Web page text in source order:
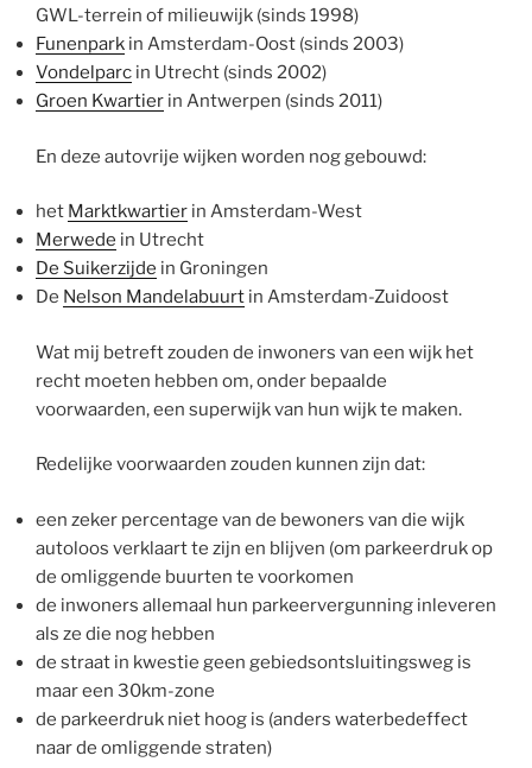
GWL-terrein of milieuwijk (sinds 1998)
Funenpark in Amsterdam-Oost (sinds 2003)
Vondelparc in Utrecht (sinds 2002)
Groen Kwartier in Antwerpen (sinds 2011)
En deze autovrije wijken worden nog gebouwd:
het Marktkwartier in Amsterdam-West
Merwede in Utrecht
De Suikerzijde in Groningen
De Nelson Mandelabuurt in Amsterdam-Zuidoost
Wat mij betreft zouden de inwoners van een wijk het
recht moeten hebben om, onder bepaalde
voorwaarden, een superwijk van hun wijk te maken.
Redelijke voorwaarden zouden kunnen zijn dat:
een zeker percentage van de bewoners van die wijk
autoloos verklaart te zijn en blijven (om parkeerdruk op
de omliggende buurten te voorkomen
de inwoners allemaal hun parkeervergunning inleveren
als ze die nog hebben
de straat in kwestie geen gebiedsontsluitingsweg is
maar een 30km-zone
de parkeerdruk niet hoog is (anders waterbedeffect
naar de omliggende straten)